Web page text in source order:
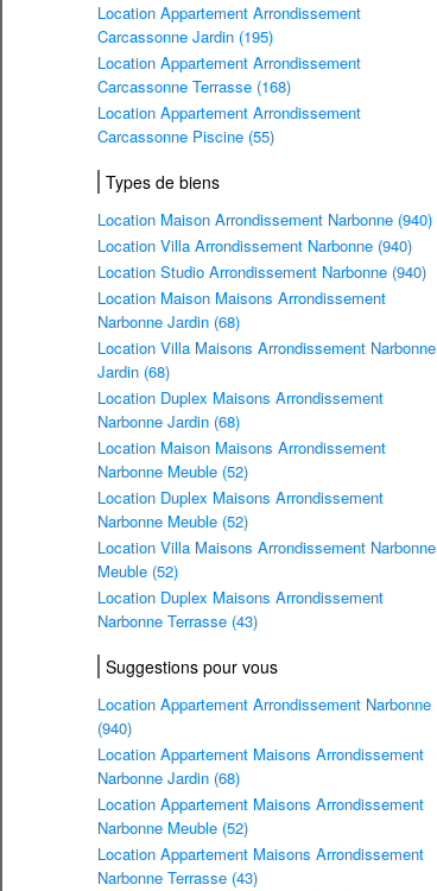
Location Appartement Arrondissement
Carcassonne Jardin (195)
Location Appartement Arrondissement
Carcassonne Terrasse (168)
Location Appartement Arrondissement
Carcassonne Piscine (55)
Types de biens
Location Maison Arrondissement Narbonne (940)
Location Villa Arrondissement Narbonne (940)
Location Studio Arrondissement Narbonne (940)
Location Maison Maisons Arrondissement
Narbonne Jardin (68)
Location Villa Maisons Arrondissement Narbonne
Jardin (68)
Location Duplex Maisons Arrondissement
Narbonne Jardin (68)
Location Maison Maisons Arrondissement
Narbonne Meuble (52)
Location Duplex Maisons Arrondissement
Narbonne Meuble (52)
Location Villa Maisons Arrondissement Narbonne
Meuble (52)
Location Duplex Maisons Arrondissement
Narbonne Terrasse (43)
Suggestions pour vous
Location Appartement Arrondissement Narbonne
(940)
Location Appartement Maisons Arrondissement
Narbonne Jardin (68)
Location Appartement Maisons Arrondissement
Narbonne Meuble (52)
Location Appartement Maisons Arrondissement
Narbonne Terrasse (43)